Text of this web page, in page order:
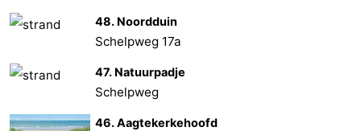
48. Noordduin
Schelpweg 17a
47. Natuurpadje
Schelpweg
46. Aagtekerkehoofd